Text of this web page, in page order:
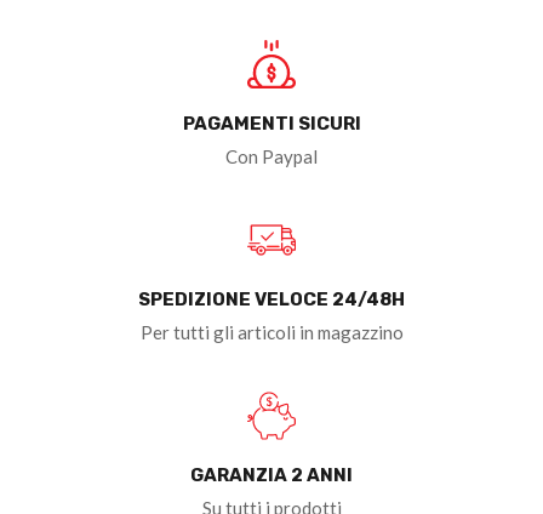
PAGAMENTI SICURI
Con Paypal
SPEDIZIONE VELOCE 24/48H
Per tutti gli articoli in magazzino
GARANZIA 2 ANNI
Su tutti i prodotti